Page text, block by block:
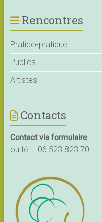
Rencontres
Pratico-pratique
Publics
Artistes
Contacts
Contact via formulaire
ou tél. : 06 523 823 70